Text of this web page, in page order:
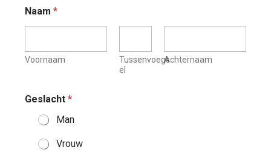
Naam *
Voornaam
Tussenvoegs
el
Achternaam
Geslacht *
Man
Vrouw